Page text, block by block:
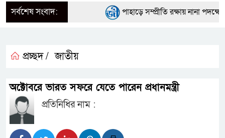
সর্বশেষ সংবাদ:
পাহাড়ে সম্প্রীতি রক্ষায় নানা
প্রচ্ছদ / জাতীয়
অক্টোবরে ভারত সফরে যেতে পারেন প্রধানমন্ত্রী
প্রতিনিধির নাম :